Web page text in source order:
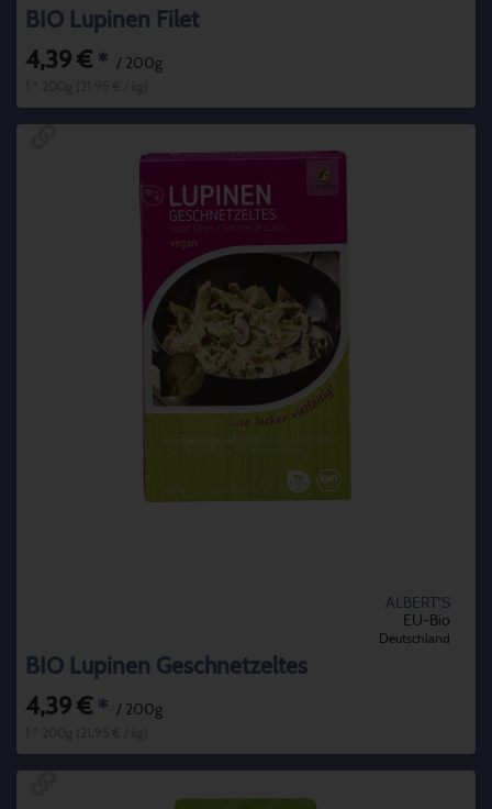
BIO Lupinen Filet
4,39 € * / 200g
ALBERT''S
EU-Bio
Deutschland
BIO Lupinen Geschnetzeltes
4,39 € * / 200g